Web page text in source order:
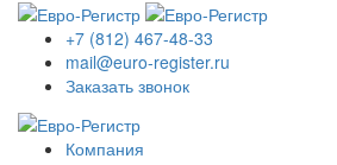
+7 (812) 467-48-33
mail@euro-register.ru
Заказать звонок
Компания